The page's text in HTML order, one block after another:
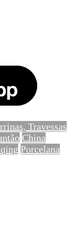
Travessas
China
Porcelana